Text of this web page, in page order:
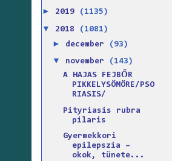
► 2019 (1135)
▼ 2018 (1081)
► december (93)
▼ november
(143)
A HAJAS FEJBŐR
PIKKELYSÖMÖRE/PSO
RIASIS/
Pityriasis rubra
pilaris
Gyermekkori
epilepszia –
okok, tünete...